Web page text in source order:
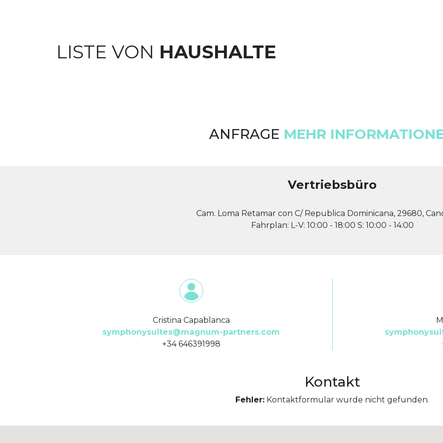
LISTE VON HAUSHALTE
ANFRAGE MEHR
Vertriebsbüro
Cam. Loma Retamar con C/ Republica Dominicana, 29680,
Fahrplan: L-V: 10:00 - 18:00 S: 10:00 - 14:00
Cristina Capablanca
symphonysuites@magnum-partners.com
+34 646391998
Kontakt
Fehler: Kontaktformular wurde nicht gefunden.